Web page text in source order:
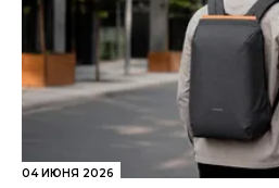
04 ИЮНЯ 2026